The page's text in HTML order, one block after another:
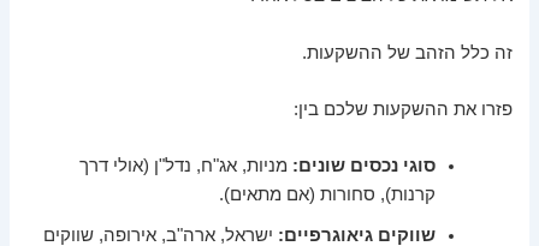
זה כלל הזהב של ההשקעות.
פזרו את ההשקעות שלכם בין:
סוגי נכסים שונים: מניות, אג"ח, נדל"ן (אולי דרך
קרנות), סחורות (אם מתאים).
שווקים גיאוגרפיים: ישראל, ארה"ב, אירופה, שווקים